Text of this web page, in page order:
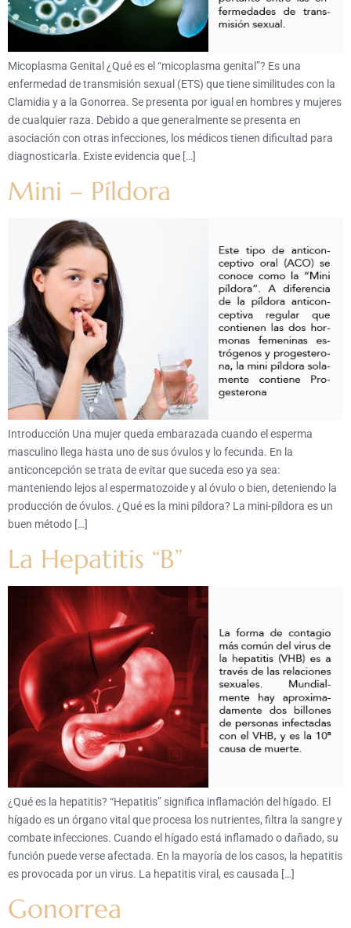
Micoplasma Genital ¿Qué es el “micoplasma genital”? Es una
enfermedad de transmisión sexual (ETS) que tiene similitudes con la
Clamidia y a la Gonorrea. Se presenta por igual en hombres y mujeres
de cualquier raza. Debido a que generalmente se presenta en
asociación con otras infecciones, los médicos tienen dificultad para
diagnosticarla. Existe evidencia que […]
Mini – Píldora
Introducción Una mujer queda embarazada cuando el esperma
masculino llega hasta uno de sus óvulos y lo fecunda. En la
anticoncepción se trata de evitar que suceda eso ya sea:
manteniendo lejos al espermatozoide y al óvulo o bien, deteniendo la
producción de óvulos. ¿Qué es la mini píldora? La mini-píldora es un
buen método […]
La Hepatitis “B”
¿Qué es la hepatitis? “Hepatitis” significa inflamación del hígado. El
hígado es un órgano vital que procesa los nutrientes, filtra la sangre y
combate infecciones. Cuando el hígado está inflamado o dañado, su
función puede verse afectada. En la mayoría de los casos, la hepatitis
es provocada por un virus. La hepatitis viral, es causada […]
Gonorrea